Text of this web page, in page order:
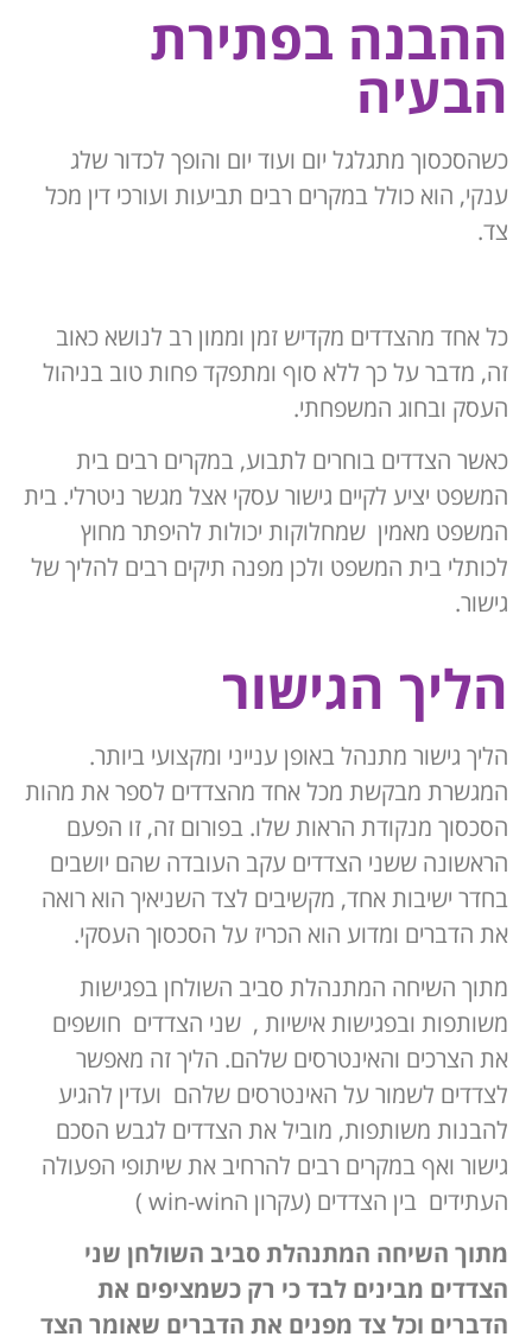
ההבנה בפתירת
הבעיה
כשהסכסוך מתגלגל יום ועוד יום והופך לכדור שלג
ענקי, הוא כולל במקרים רבים תביעות ועורכי דין מכל
צד.
כל אחד מהצדדים מקדיש זמן וממון רב לנושא כאוב
זה, מדבר על כך ללא סוף ומתפקד פחות טוב בניהול
העסק ובחוג המשפחתי.
כאשר הצדדים בוחרים לתבוע, במקרים רבים בית
המשפט יציע לקיים גישור עסקי אצל מגשר ניטרלי. בית
המשפט מאמין שמחלוקות יכולות להיפתר מחוץ
לכותלי בית המשפט ולכן מפנה תיקים רבים להליך של
גישור.
הליך הגישור
הליך גישור מתנהל באופן ענייני ומקצועי ביותר.
המגשרת מבקשת מכל אחד מהצדדים לספר את מהות
הסכסוך מנקודת הראות שלו. בפורום זה, זו הפעם
הראשונה ששני הצדדים עקב העובדה שהם יושבים
בחדר ישיבות אחד, מקשיבים לצד השניאיך הוא רואה
את הדברים ומדוע הוא הכריז על הסכסוך העסקי.
מתוך השיחה המתנהלת סביב השולחן בפגישות
משותפות ובפגישות אישיות , שני הצדדים חושפים
את הצרכים והאינטרסים שלהם. הליך זה מאפשר
לצדדים לשמור על האינטרסים שלהם ועדין להגיע
להבנות משותפות, מוביל את הצדדים לגבש הסכם
גישור ואף במקרים רבים להרחיב את שיתופי הפעולה
העתידים בין הצדדים (עקרון הwin-win )
מתוך השיחה המתנהלת סביב השולחן שני
הצדדים מבינים לבד כי רק כשמציפים את
הדברים וכל צד מפנים את הדברים שאומר הצד